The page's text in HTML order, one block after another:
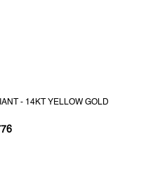
- 14KT YELLOW GOLD